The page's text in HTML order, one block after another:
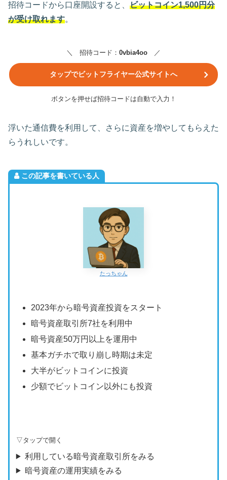
招待コードから口座開設すると、 ビットコイン1,500円分
が受け取れます。
＼ 招待コード： 0vbia4oo ／
タップでビットフライヤー公式サイトへ
ボタンを押せば招待コードは自動で入力！
浮いた通信費を利用して、さらに資産を増やしてもらえた
らうれしいです。
この記事を書いている人
たっちゃん
2023年から暗号資産投資をスタート
暗号資産取引所7社を利用中
暗号資産50万円以上を運用中
基本ガチホで取り崩し時期は未定
大半がビットコインに投資
少額でビットコイン以外にも投資
▽タップで開く
利用している暗号資産取引所をみる
暗号資産の運用実績をみる